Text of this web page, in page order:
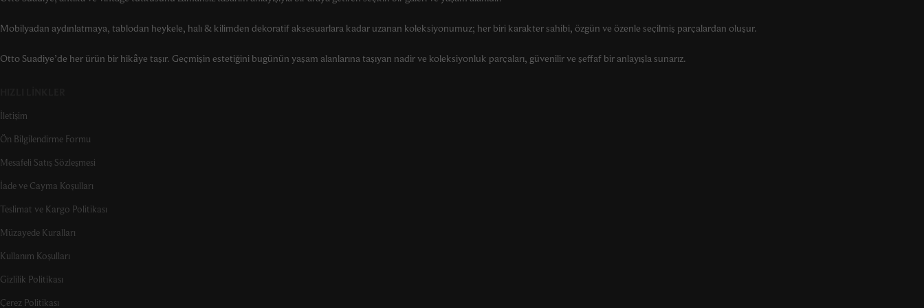
Mobilyadan aydınlatmaya, tablodan heykele, halı & kilimden dekoratif aksesuarlara kadar uzanan koleksiyonumuz; her biri karakter sahibi, özgün ve özenle seçilmiş parçalardan oluşur.
Otto Suadiye’de her ürün bir hikâye taşır. Geçmişin estetiğini bugünün yaşam alanlarına taşıyan nadir ve koleksiyonluk parçaları, güvenilir ve şeffaf bir anlayışla sunarız.
İletişim
Ön Bilgilendirme Formu
Mesafeli Satış Sözleşmesi
İade ve Cayma Koşulları
Teslimat ve Kargo Politikası
Müzayede Kuralları
Kullanım Koşulları
Gizlilik Politikası
Çerez Politikası